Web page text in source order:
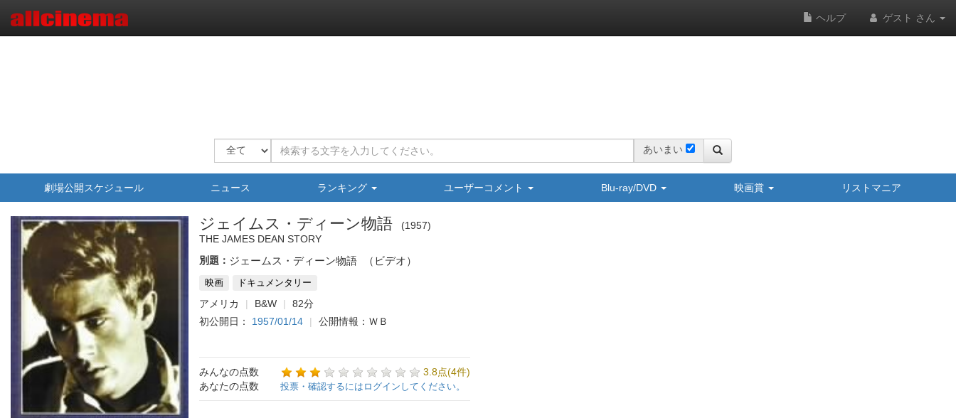
ヘルプ ゲスト さん
あいまい
劇場公開スケジュール ニュース ランキング ユーザーコメント Blu-ray/DVD 映画賞 リストマニア
ジェイムス・ディーン物語
1957
THE JAMES DEAN STORY
別題： ジェームス・ディーン物語 （ビデオ）
映画 ドキュメンタリー
アメリカ B&W
82分
初公開日： 1957/01/14 公開情報：ＷＢ
みんなの点数
3.8点(4件)
あなたの点数
投票・確認するにはログインしてください。